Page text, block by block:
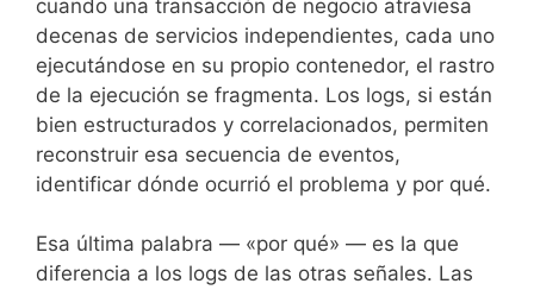
cuando una transacción de negocio atraviesa
decenas de servicios independientes, cada uno
ejecutándose en su propio contenedor, el rastro
de la ejecución se fragmenta. Los logs, si están
bien estructurados y correlacionados, permiten
reconstruir esa secuencia de eventos,
identificar dónde ocurrió el problema y por qué.
Esa última palabra — «por qué» — es la que
diferencia a los logs de las otras señales. Las